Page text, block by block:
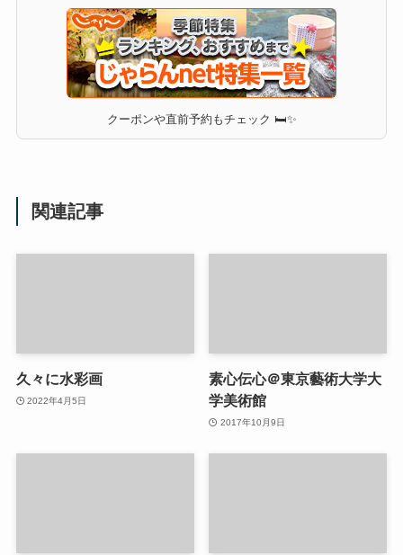
クーポンや直前予約もチェック 🛏✨
関連記事
久々に水彩画
2022年4月5日
素心伝心＠東京藝術大学大
学美術館
2017年10月9日